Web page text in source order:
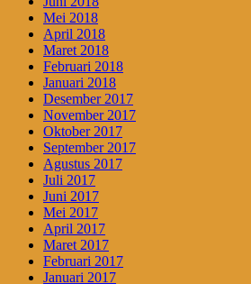
Mei 2018
April 2018
Maret 2018
Februari 2018
Januari 2018
Desember 2017
November 2017
Oktober 2017
September 2017
Agustus 2017
Juli 2017
Juni 2017
Mei 2017
April 2017
Maret 2017
Februari 2017
Januari 2017